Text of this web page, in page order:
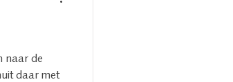
naar de
daar met